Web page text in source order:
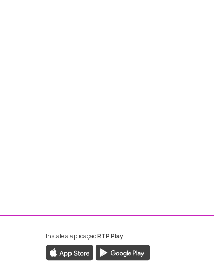
da RTP Madeira
da RTP Madeira
Instale a aplicaçãoRTP Play